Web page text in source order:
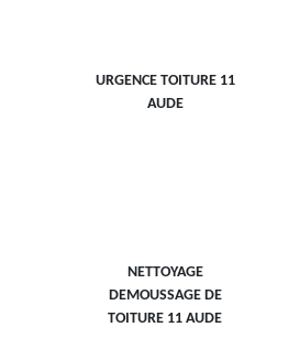
URGENCE TOITURE 11
AUDE
NETTOYAGE
DEMOUSSAGE DE
TOITURE 11 AUDE